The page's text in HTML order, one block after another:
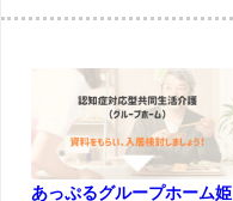
あっぷるグループホーム姫